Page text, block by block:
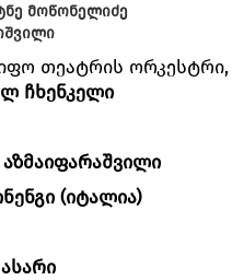
მოწონელიძე
თეატრის ორკესტრი,
ჩხენკელი
აზმაიფარაშვილი
(იტალია)
ასარი